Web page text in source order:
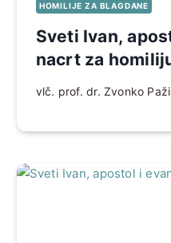
HOMILIJE ZA BLAGDANE
Sveti Ivan,
nacrt za
vlč. prof. dr. Zvonko